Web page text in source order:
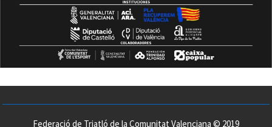
Federació de Triatló de la Comunitat Valenciana © 2019